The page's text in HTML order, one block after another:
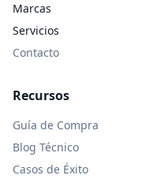
Marcas
Servicios
Contacto
Recursos
Guía de Compra
Blog Técnico
Casos de Éxito